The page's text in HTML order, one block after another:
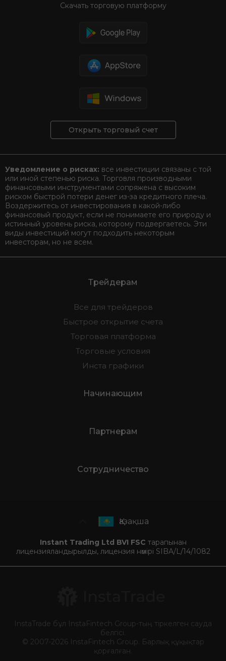
Скачать торговую платформу
Открыть торговый счет
Уведомление о рисках: все инвестиции связаны с той
или иной степенью риска. Торговля производными
финансовыми инструментами сопряжена с высоким
риском быстрой потери денег из-за кредитного плеча.
Воздержитесь от инвестирования в какой-либо
финансовый продукт, если не понимаете его природу и
истинный уровень риска, которому подвергаетесь. Эти
виды инвестиций могут подходить некоторым
инвесторам, но не всем.
Трейдерам
Все для трейдеров
Быстрое открытие счета
Торговая платформа
Торговые условия
Инста графики
Начинающим
Партнерам
Сотрудничество
Қазақша
Instant Trading Ltd BVI FSC тарапынан
лицензияландырылды, лицензия нөмірі SIBA/L/14/1082
InstaTrade бұл InstaFintech Group-тың тіркелген сауда
белгісі.
© 2007-2026 InstaFintech Group. Барлық құқықтар
қорғалған.